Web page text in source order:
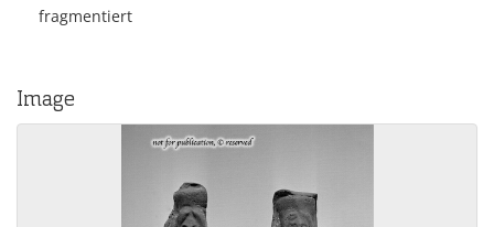
fragmentiert
Image